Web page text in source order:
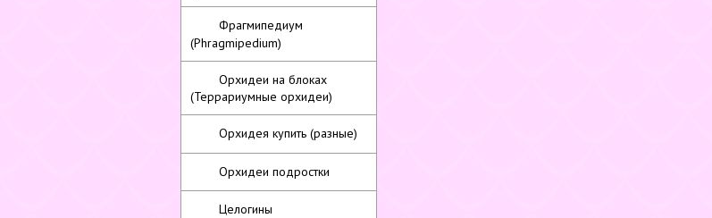
Фрагмипедиум
(Phragmipedium)
Орхидеи на блоках
(Террариумные орхидеи)
Орхидея купить (разные)
Орхидеи подростки
Целогины